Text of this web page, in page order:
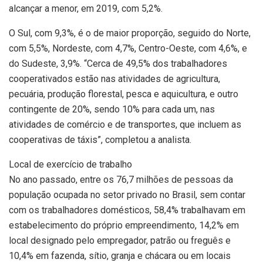
alcançar a menor, em 2019, com 5,2%.
O Sul, com 9,3%, é o de maior proporção, seguido do Norte,
com 5,5%, Nordeste, com 4,7%, Centro-Oeste, com 4,6%, e
do Sudeste, 3,9%. “Cerca de 49,5% dos trabalhadores
cooperativados estão nas atividades de agricultura,
pecuária, produção florestal, pesca e aquicultura, e outro
contingente de 20%, sendo 10% para cada um, nas
atividades de comércio e de transportes, que incluem as
cooperativas de táxis”, completou a analista.
Local de exercício de trabalho
No ano passado, entre os 76,7 milhões de pessoas da
população ocupada no setor privado no Brasil, sem contar
com os trabalhadores domésticos, 58,4% trabalhavam em
estabelecimento do próprio empreendimento, 14,2% em
local designado pelo empregador, patrão ou freguês e
10,4% em fazenda, sítio, granja e chácara ou em locais